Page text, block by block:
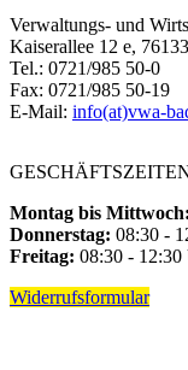
Verwaltungs- und
Kaiserallee 12 e,
Tel.: 0721/985 50-0
Fax: 0721/985 50-19
E-Mail: info(at)vwa-
Montag bis Mittwoch:
Donnerstag: 08:30 -
Freitag: 08:30 - 12:30
Widerrufsformular